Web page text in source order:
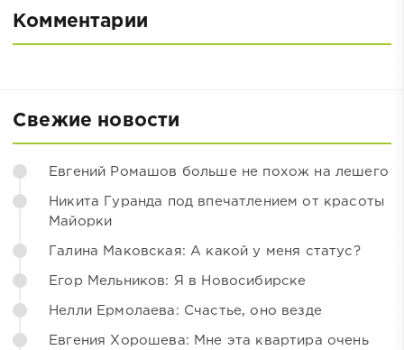
Комментарии
Свежие новости
Евгений Ромашов больше не похож на лешего
Никита Гуранда под впечатлением от красоты
Майорки
Галина Маковская: А какой у меня статус?
Егор Мельников: Я в Новосибирске
Нелли Ермолаева: Счастье, оно везде
Евгения Хорошева: Мне эта квартира очень